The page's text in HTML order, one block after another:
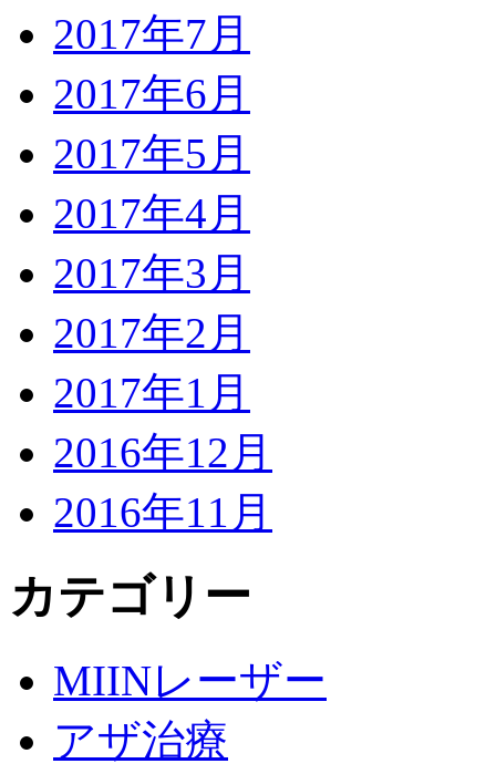
2017年7月
2017年6月
2017年5月
2017年4月
2017年3月
2017年2月
2017年1月
2016年12月
2016年11月
カテゴリー
MIINレーザー
アザ治療